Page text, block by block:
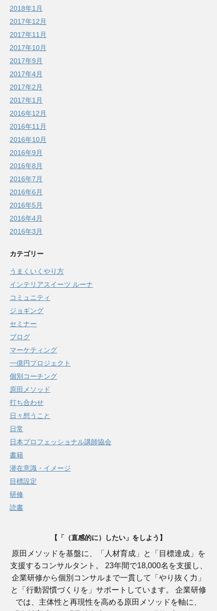
2018年1月
2017年12月
2017年11月
2017年10月
2017年9月
2017年4月
2017年2月
2017年1月
2016年12月
2016年11月
2016年10月
2016年9月
2016年8月
2016年7月
2016年6月
2016年5月
2016年4月
2016年3月
カテゴリー
うまくいくやり方
インテリアスイーツ ルーナ
コミュニティ
ジョギング
セミナー
ブログ
マーケティング
一億円プロジェクト
個別コーチング
原田メソッド
打ち合わせ
日々想うこと
日常
日本プロフェッショナル講師協会
書籍
潜在意識・イメージ
目標設定
研修
読書
【「（直感的に）したい」をしよう】
原田メソッドを基盤に、「人材育成」と「目標達成」を
支援するコンサルタント。 23年間で18,000名を支援し、
企業研修から個別コンサルまで一貫して「やり抜く力」
と「行動習慣づくりを」サポートしています。 企業研修
では、主体性と再現性を高める原田メソッドを軸に、